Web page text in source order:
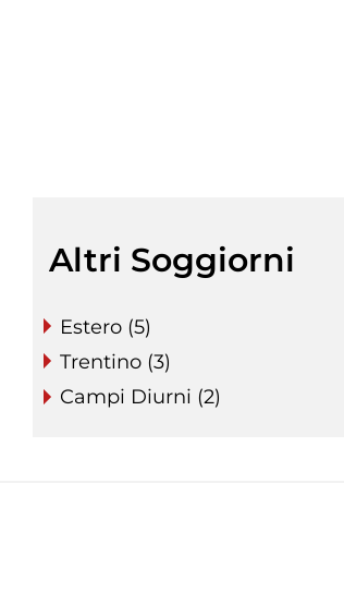
Altri Soggiorni
Estero (5)
Trentino (3)
Campi Diurni (2)